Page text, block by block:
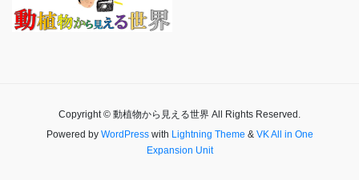
Copyright © 動植物から見える世界 All Rights Reserved.
Powered by WordPresswith Lightning Theme & VK All in One
Expansion Unit